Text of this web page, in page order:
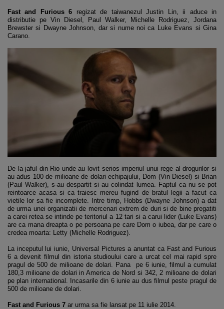
Fast and Furious 6 regizat de taiwanezul Justin Lin, ii aduce in
distributie pe Vin Diesel, Paul Walker, Michelle Rodriguez, Jordana
Brewster si Dwayne Johnson, dar si nume noi ca Luke Evans si Gina
Carano.
De la jaful din Rio unde au lovit serios imperiul unui rege al drogurilor si
au adus 100 de milioane de dolari echipajului, Dom (Vin Diesel) si Brian
(Paul Walker), s-au despartit si au colindat lumea. Faptul ca nu se pot
reintoarce acasa si ca traiesc mereu fugind de bratul legii a facut ca
vietile lor sa fie incomplete. Intre timp, Hobbs (Dwayne Johnson) a dat
de urma unei organizatii de mercenari extrem de duri si de bine pregatiti
a carei retea se intinde pe teritoriul a 12 tari si a carui lider (Luke Evans)
are ca mana dreapta o pe persoana pe care Dom o iubea, dar pe care o
credea moarta: Letty (Michelle Rodriguez).
La inceputul lui iunie, Universal Pictures a anuntat ca Fast and Furious
6 a devenit filmul din istoria studioului care a urcat cel mai rapid spre
pragul de 500 de milioane de dolari. Pana pe 6 iunie, filmul a cumulat
180,3 milioane de dolari in America de Nord si 342, 2 milioane de dolari
pe plan international. Incasarile din 6 iunie au dus filmul peste pragul de
500 de milioane de dolari.
Fast and Furious 7 ar urma sa fie lansat pe 11 iulie 2014.